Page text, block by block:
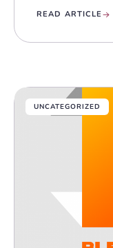
READ ARTICLE
UNCATEGORIZED